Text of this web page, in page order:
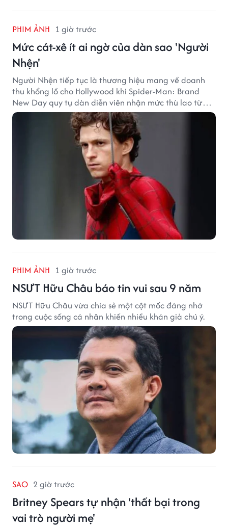
PHIM ẢNH 1 giờ trước
Mức cát-xê ít ai ngờ của dàn sao 'Người
Nhện'
Người Nhện tiếp tục là thương hiệu mang về doanh
thu khổng lồ cho Hollywood khi Spider-Man: Brand
New Day quy tụ dàn diễn viên nhận mức thù lao từ
hàng chục đến hàng trăm tỷ đồng. Thành công phòng
vé của bộ phim cũng giúp nhiều ngôi sao sở hữu khoản
thu nhập đáng mơ ước.
PHIM ẢNH 1 giờ trước
NSƯT Hữu Châu báo tin vui sau 9 năm
NSƯT Hữu Châu vừa chia sẻ một cột mốc đáng nhớ
trong cuộc sống cá nhân khiến nhiều khán giả chú ý.
SAO 2 giờ trước
Britney Spears tự nhận 'thất bại trong
vai trò người mẹ'